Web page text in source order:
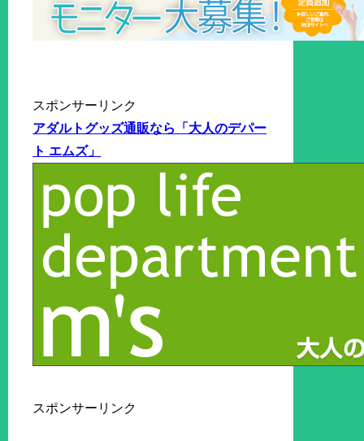
スポンサーリンク
アダルトグッズ通販なら「大人のデパー
ト エムズ」
スポンサーリンク